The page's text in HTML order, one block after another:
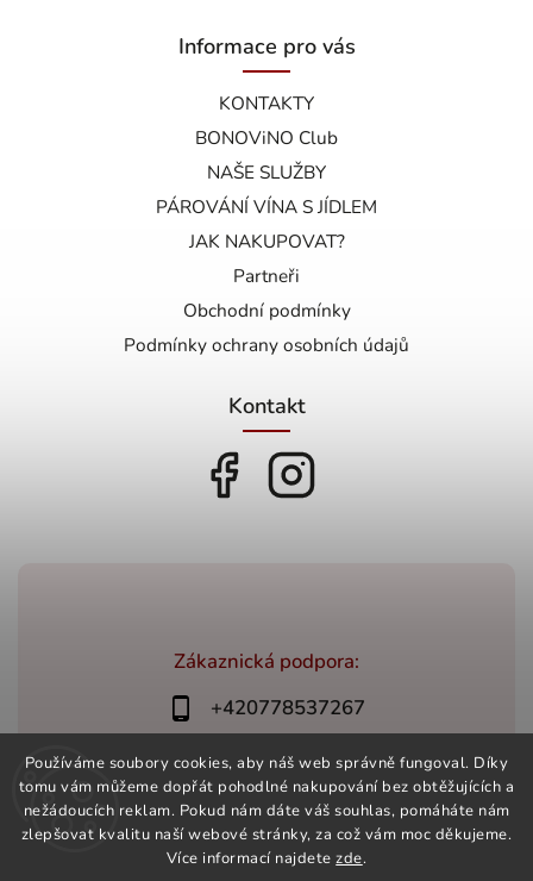
Používáme soubory cookies, aby náš web správně fungoval. Díky
tomu vám můžeme dopřát pohodlné nakupování bez obtěžujících a
nežádoucích reklam. Pokud nám dáte váš souhlas, pomáháte nám
zlepšovat kvalitu naší webové stránky, za což vám moc děkujeme.
Více informací najdetezde.
Zákaznická podpora:
+420778537267
bonovino@bonovino.cz
Informace pro vás
KONTAKTY
BONOViNO Club
NAŠE SLUŽBY
PÁROVÁNÍ VÍNA S JÍDLEM
JAK NAKUPOVAT?
Partneři
Obchodní podmínky
Podmínky ochrany osobních údajů
Kontakt
Copyright 2026BonoVino.cz. Všechna práva vyhrazena.